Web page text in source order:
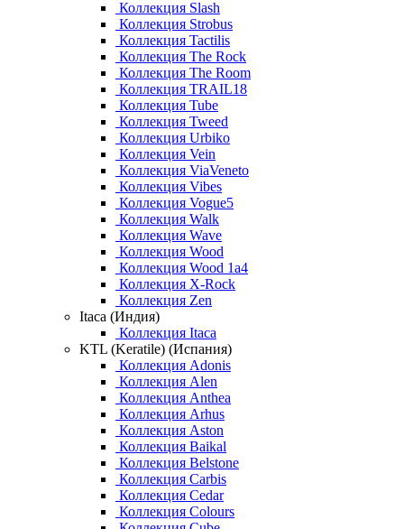
Коллекция Slash
Коллекция Strobus
Коллекция Tactilis
Коллекция The Rock
Коллекция The Room
Коллекция TRAIL18
Коллекция Tube
Коллекция Tweed
Коллекция Urbiko
Коллекция Vein
Коллекция ViaVeneto
Коллекция Vibes
Коллекция Vogue5
Коллекция Walk
Коллекция Wave
Коллекция Wood
Коллекция Wood 1a4
Коллекция X-Rock
Коллекция Zen
Itaca (Индия)
Коллекция Itaca
KTL (Keratile) (Испания)
Коллекция Adonis
Коллекция Alen
Коллекция Anthea
Коллекция Arhus
Коллекция Aston
Коллекция Baikal
Коллекция Belstone
Коллекция Carbis
Коллекция Cedar
Коллекция Colours